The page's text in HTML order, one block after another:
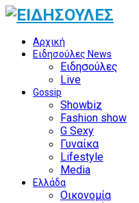
Αρχική
Ειδησούλες News
Ειδησούλες
Live
Gossip
Showbiz
Fashion show
G Sexy
Γυναίκα
Lifestyle
Media
Ελλάδα
Οικονομία